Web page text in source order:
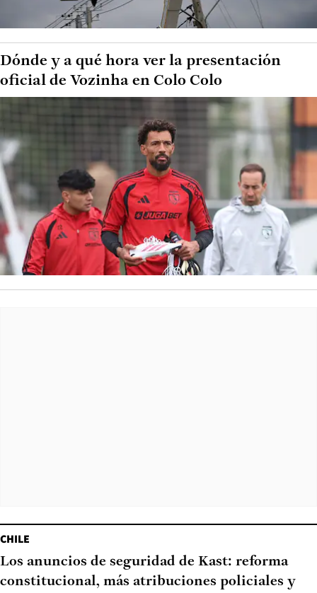
Dónde y a qué hora ver la presentación
oficial de Vozinha en Colo Colo
CHILE
Los anuncios de seguridad de Kast: reforma
constitucional, más atribuciones policiales y